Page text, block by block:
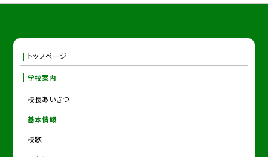
トップページ
学校案内
校長あいさつ
基本情報
校歌